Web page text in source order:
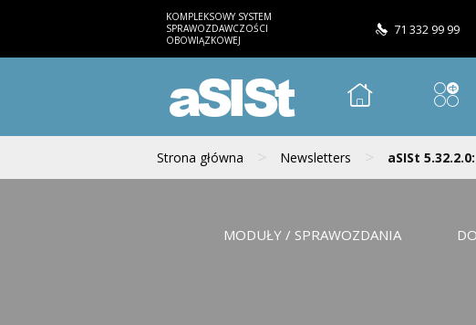
KOMPLEKSOWY SYSTEM
SPRAWOZDAWCZOŚCI
OBOWIĄZKOWEJ
71 332 99 99
aSISt
Strona główna > Newsletters > aSISt
MODUŁY / SPRAWOZDANIA